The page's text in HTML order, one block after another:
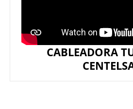
CABLEADORA